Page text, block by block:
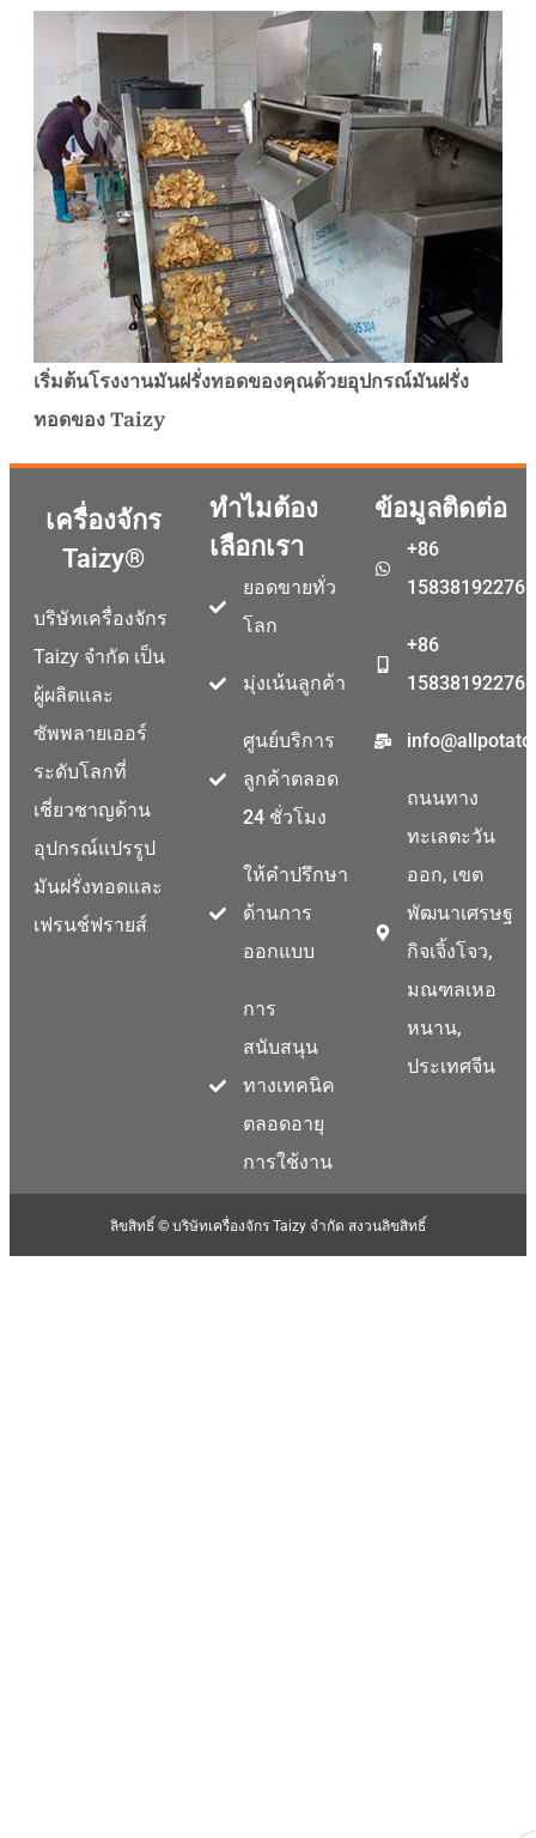
เริ่มต้นโรงงานมันฝรั่งทอดของคุณด้วยอุปกรณ์มันฝรั่ง
ทอดของ Taizy
เครื่องจักร
Taizy®
บริษัทเครื่องจักร
Taizy จำกัด เป็น
ผู้ผลิตและ
ซัพพลายเออร์
ระดับโลกที่
เชี่ยวชาญด้าน
อุปกรณ์แปรรูป
มันฝรั่งทอดและ
เฟรนช์ฟรายส์
ทำไมต้อง
เลือกเรา
ยอดขายทั่ว
โลก
มุ่งเน้นลูกค้า
ศูนย์บริการ
ลูกค้าตลอด
24 ชั่วโมง
ให้คำปรึกษา
ด้านการ
ออกแบบ
การ
สนับสนุน
ทางเทคนิค
ตลอดอายุ
การใช้งาน
ข้อมูลติดต่อ
+86
15838192276
+86
15838192276
ถนนทาง
ทะเลตะวัน
ออก, เขต
พัฒนาเศรษฐ
กิจเจิ้งโจว,
มณฑลเหอ
หนาน,
ประเทศจีน
ลิขสิทธิ์ © บริษัทเครื่องจักร Taizy จำกัด สงวนลิขสิทธิ์